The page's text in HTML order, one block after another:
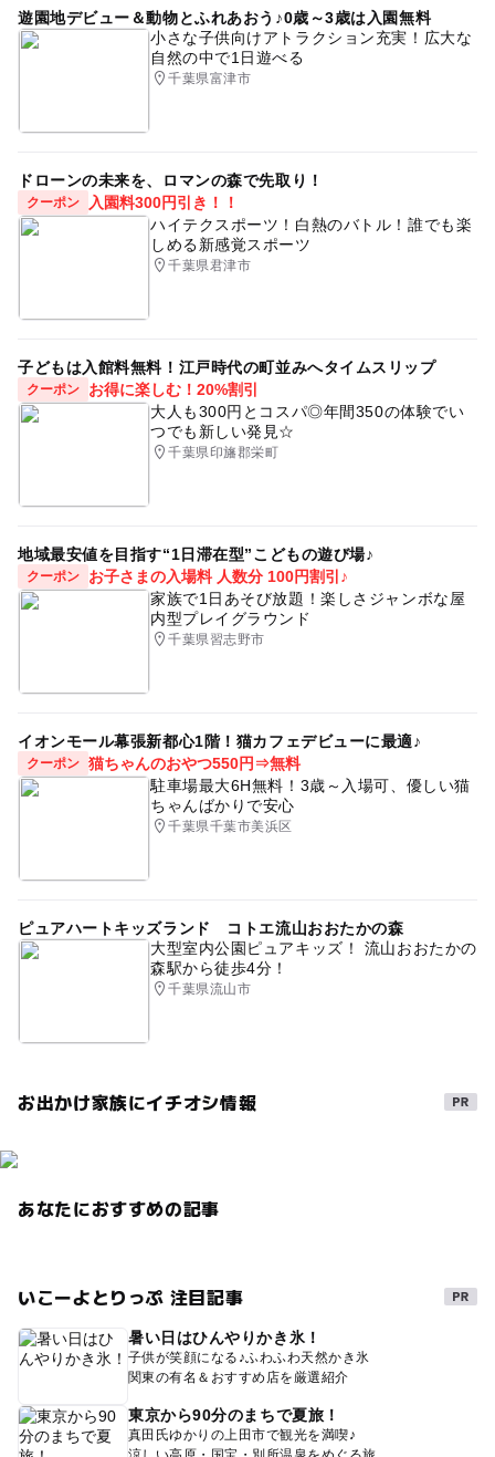
遊園地デビュー＆動物とふれあおう♪0歳～3歳は入園無料
小さな子供向けアトラクション充実！広大な
自然の中で1日遊べる
千葉県富津市
ドローンの未来を、ロマンの森で先取り！
クーポン
入園料300円引き！！
ハイテクスポーツ！白熱のバトル！誰でも楽
しめる新感覚スポーツ
千葉県君津市
子どもは入館料無料！江戸時代の町並みへタイムスリップ
クーポン
お得に楽しむ！20%割引
大人も300円とコスパ◎年間350の体験でい
つでも新しい発見☆
千葉県印旛郡栄町
地域最安値を目指す“1日滞在型”こどもの遊び場♪
クーポン
お子さまの入場料 人数分 100円割引♪
家族で1日あそび放題！楽しさジャンボな屋
内型プレイグラウンド
千葉県習志野市
イオンモール幕張新都心1階！猫カフェデビューに最適♪
クーポン 猫ちゃんのおやつ550円⇒無料
駐車場最大6H無料！3歳～入場可、優しい猫
ちゃんばかりで安心
千葉県千葉市美浜区
ピュアハートキッズランド コトエ流山おおたかの森
大型室内公園ピュアキッズ！ 流山おおたかの
森駅から徒歩4分！
千葉県流山市
お出かけ家族にイチオシ情報
あなたにおすすめの記事
いこーよとりっぷ 注目記事
暑い日はひんやりかき氷！
子供が笑顔になる♪ふわふわ天然かき氷
関東の有名＆おすすめ店を厳選紹介
東京から90分のまちで夏旅！
真田氏ゆかりの上田市で観光を満喫♪